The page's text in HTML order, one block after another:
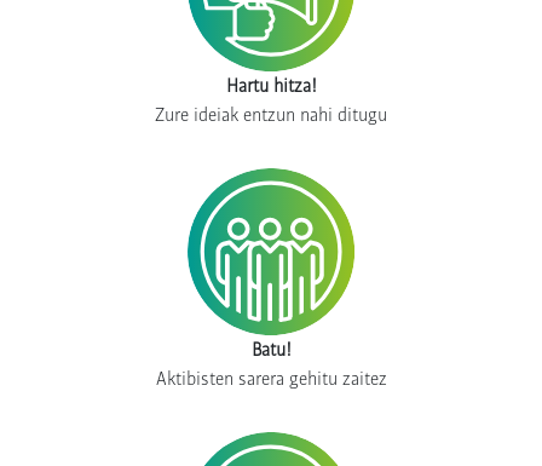
Hartu hitza!
Zure ideiak entzun nahi ditugu
Batu!
Aktibisten sarera gehitu zaitez